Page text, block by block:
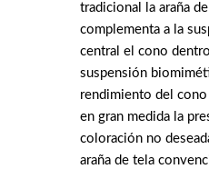
tradicional la araña
complementa a la
central el cono
suspensión
rendimiento del
en gran medida la
coloración no
araña de tela